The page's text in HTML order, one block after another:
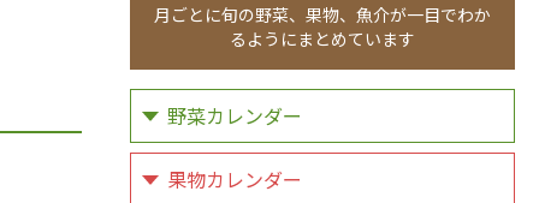
月ごとに旬の野菜、果物、魚介が一目でわか
るようにまとめています
野菜カレンダー
果物カレンダー